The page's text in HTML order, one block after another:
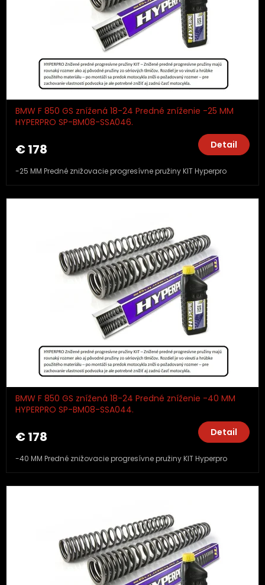
BMW F 850 GS znížená 18-24 Predné zníženie -25 MM
HYPERPRO SP-BM08-SSA046.
€ 178 Detail
-25 MM Predné znižovacie progresívne pružiny KIT Hyperpro
BMW F 850 GS znížená 18-24 Predné zníženie -40 MM
HYPERPRO SP-BM08-SSA044.
€ 178 Detail
-40 MM Predné znižovacie progresívne pružiny KIT Hyperpro